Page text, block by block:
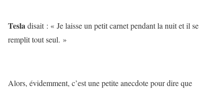
Tesladisait : « Je laisse un petit carnet pendant la nuit et il se
remplit tout seul. »
Alors, évidemment, c’est une petite anecdote pour dire que